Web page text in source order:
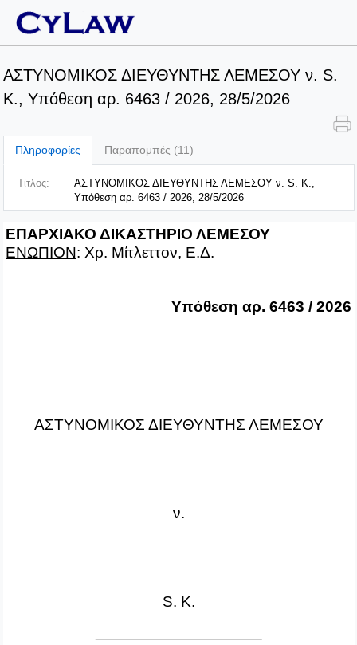
ΑΣΤΥΝΟΜΙΚΟΣ ΔΙΕΥΘΥΝΤΗΣ ΛΕΜΕΣΟΥ ν. S.
K., Υπόθεση αρ. 6463 / 2026, 28/5/2026
Πληροφορίες Παραπομπές (11)
Τίτλος:
ΑΣΤΥΝΟΜΙΚΟΣ ΔΙΕΥΘΥΝΤΗΣ ΛΕΜΕΣΟΥ ν. S. K.,
Υπόθεση αρ. 6463 / 2026, 28/5/2026
ΕΠΑΡΧΙΑΚΟ ΔΙΚΑΣΤΗΡΙΟ ΛΕΜΕΣΟΥ
ΕΝΩΠΙΟΝ: Χρ. Μίτλεττον, Ε.Δ.
Υπόθεση αρ. 6463 / 2026
ΑΣΤΥΝΟΜΙΚΟΣ ΔΙΕΥΘΥΝΤΗΣ ΛΕΜΕΣΟΥ
ν.
S. K.